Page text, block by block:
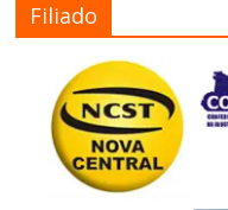
Filiado